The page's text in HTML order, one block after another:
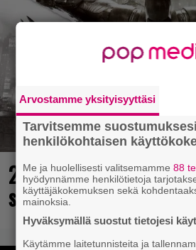
25 kaikkien aikojen
supersankaripeliä
Arvostamme yksityisyyttäsi
Tarvitsemme
henkilökohtaisen
Me ja huolellisesti valitsemamme88
hyödynnämme henkilötietoja
käyttäjäkokemuksen sekä
mainoksia.
Hyväksymällä suostut tietojesi
Käytämme laitetunnisteita ja